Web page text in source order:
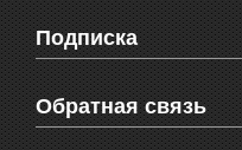
Мировые новости
Объявления
Здоровье
СМС мнения читателей
Видео о Феодосии
Веб-камеры Феодосии
Блоги феодосийцев
Школы Феодосии
Подписка
Печатная версия газеты
RSS
Обратная связь